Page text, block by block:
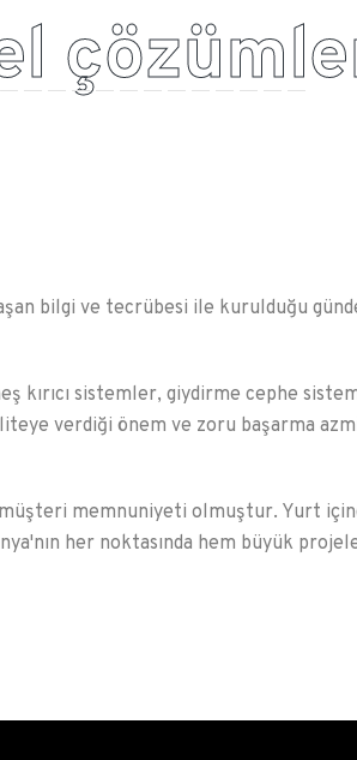
l çözümle
bilgi ve tecrübesi ile kurulduğu
kırıcı sistemler, giydirme cephe
verdiği önem ve zoru başarma azmi
memnuniyeti olmuştur. Yurt
her noktasında hem büyük